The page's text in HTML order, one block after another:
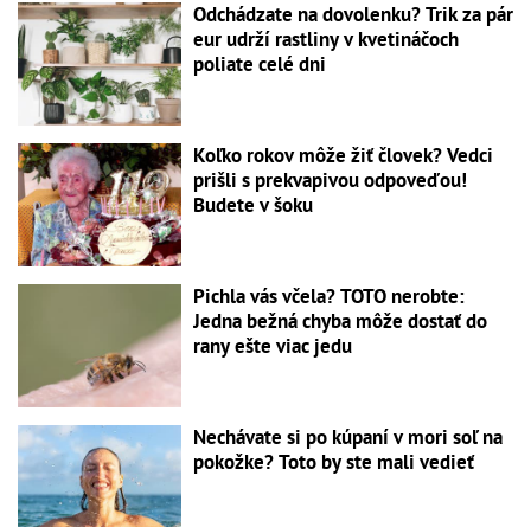
Odchádzate na dovolenku? Trik za pár
eur udrží rastliny v kvetináčoch
poliate celé dni
Koľko rokov môže žiť človek? Vedci
prišli s prekvapivou odpoveďou!
Budete v šoku
Pichla vás včela? TOTO nerobte:
Jedna bežná chyba môže dostať do
rany ešte viac jedu
Nechávate si po kúpaní v mori soľ na
pokožke? Toto by ste mali vedieť